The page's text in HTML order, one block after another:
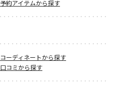
予約アイテムから探す
コーディネートから探す
口コミから探す